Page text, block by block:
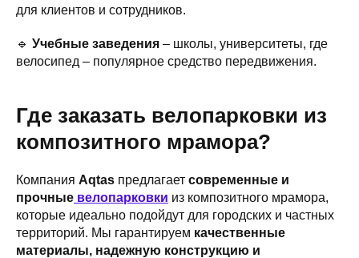
для клиентов и сотрудников.
🔹 Учебные заведения – школы, университеты, где
велосипед – популярное средство передвижения.
Где заказать велопарковки из
композитного мрамора?
Компания Aqtas предлагает современные и
прочные велопарковки из композитного мрамора,
которые идеально подойдут для городских и частных
территорий. Мы гарантируем качественные
материалы, надежную конструкцию и